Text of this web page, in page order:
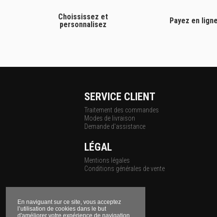
En naviguant sur ce site, vous acceptez
l’utilisation de cookies dans le but
d'améliorer votre expérience de navigation.
Choississez et
personnalisez
Payez en
SERVICE CLIENT
Traitement des commandes
Modes de livraison
Demande d'assistance
LÉGAL
Mentions légales
Conditions générales de vente